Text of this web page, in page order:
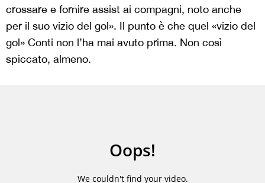
crossare e fornire assist ai compagni, noto anche
per il suo vizio del gol». Il punto è che quel «vizio del
gol» Conti non l’ha mai avuto prima. Non così
spiccato, almeno.